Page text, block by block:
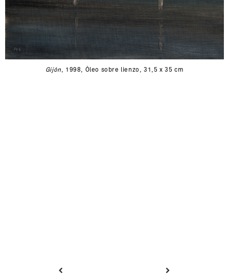
Gijón, 1998, Óleo sobre lienzo, 31,5 x 35 cm